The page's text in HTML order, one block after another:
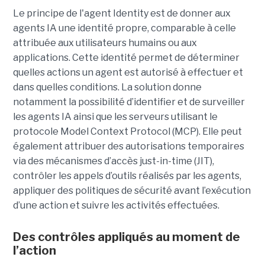
Le principe de l'agent Identity est de donner aux
agents IA une identité propre, comparable à celle
attribuée aux utilisateurs humains ou aux
applications. Cette identité permet de déterminer
quelles actions un agent est autorisé à effectuer et
dans quelles conditions. La solution donne
notamment la possibilité d’identifier et de surveiller
les agents IA ainsi que les serveurs utilisant le
protocole Model Context Protocol (MCP). Elle peut
également attribuer des autorisations temporaires
via des mécanismes d’accès just-in-time (JIT),
contrôler les appels d’outils réalisés par les agents,
appliquer des politiques de sécurité avant l’exécution
d’une action et suivre les activités effectuées.
Des contrôles appliqués au moment de
l’action